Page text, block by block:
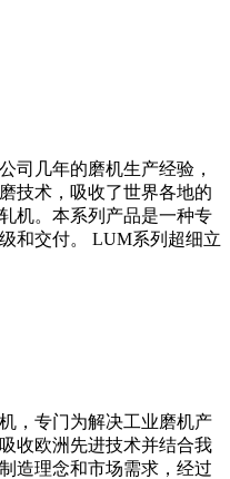
司几年的磨机生产经验，
技术，吸收了世界各地的
机。本系列产品是一种专
和交付。 LUM系列超细立
，专门为解决工业磨机产
收欧洲先进技术并结合我
造理念和市场需求，经过